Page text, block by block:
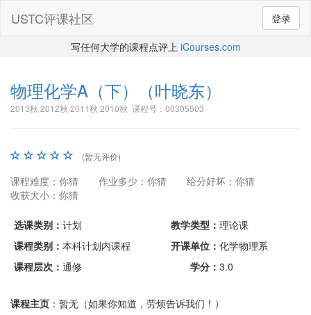
登录
USTC评课社区
写任何大学的课程点评上 iCourses.com
物理化学A（下） （叶晓东）
2013秋 2012秋 2011秋 2010秋 课程号：00305503
(暂无评价)
课程难度：你猜 作业多少：你猜
给分好坏：你猜
收获大小：你猜
选课类别： 计划 教学类型： 理论课
课程类别： 本科计划内课程 开课单位： 化学物理系
课程层次： 通修 学分： 3.0
课程主页 ：暂无（如果你知道，劳烦告诉我们！）